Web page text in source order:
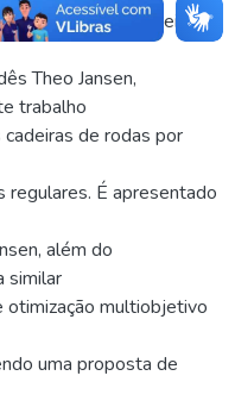
as máquinas móveis
Theo Jansen,
trabalho
de rodas por
regulares. É apresentado
além do
similar
otimização multiobjetivo
uma proposta de